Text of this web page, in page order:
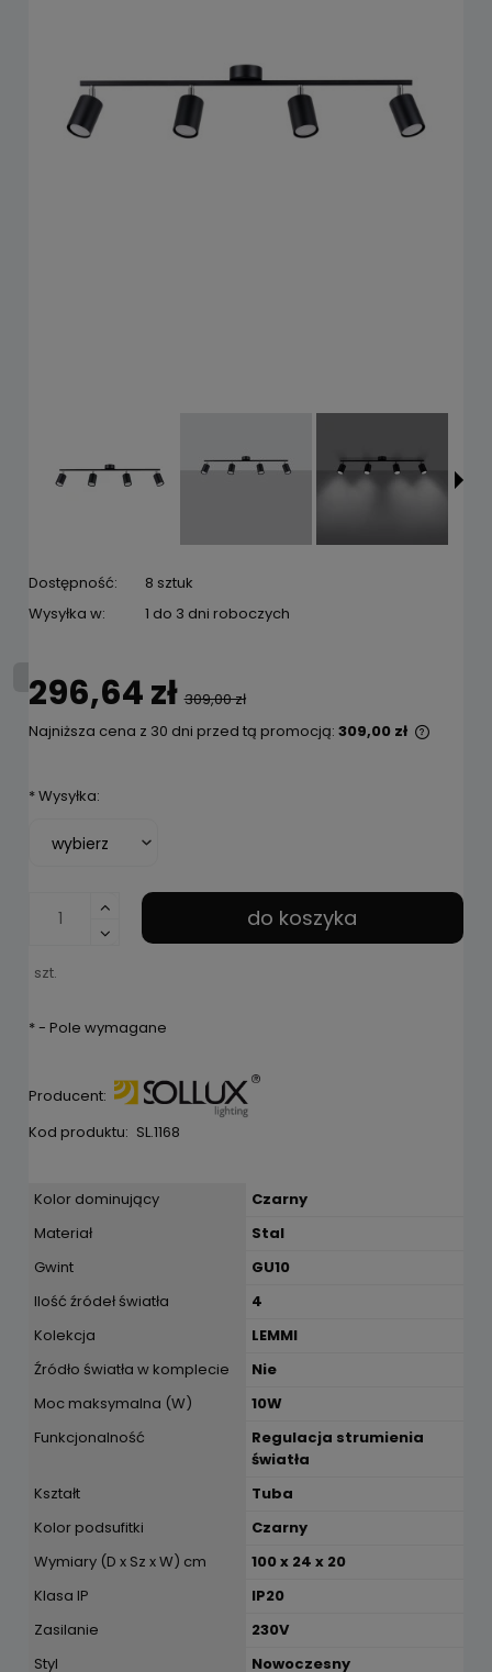
Dostępność:
8 sztuk
Wysyłka w:
1 do 3 dni roboczych
296,64 zł 309,00 zł
Najniższa cena z 30 dni przed tą promocją: 309,00 zł
*Wysyłka:
szt.
do koszyka
*- Pole wymagane
Producent:
Kod produktu: SL.1168
Kolor dominujący
Czarny
Materiał
Stal
Gwint
GU10
Ilość źródeł światła
4
Kolekcja
LEMMI
Źródło światła w komplecie
Nie
Moc maksymalna (W)
10W
Funkcjonalność
Regulacja strumienia
światła
Kształt
Tuba
Kolor podsufitki
Czarny
Wymiary (D x Sz x W) cm
100 x 24 x 20
Klasa IP
IP20
Zasilanie
230V
Styl
Nowoczesny